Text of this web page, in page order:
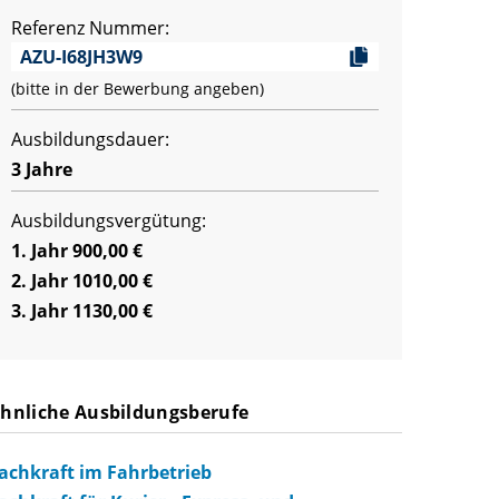
Referenz Nummer:
AZU-I68JH3W9
(bitte in der Bewerbung angeben)
Ausbildungsdauer:
3 Jahre
Ausbildungsvergütung:
1. Jahr 900,00 €
2. Jahr 1010,00 €
3. Jahr 1130,00 €
Ausbildungsberufe
im Fahrbetrieb